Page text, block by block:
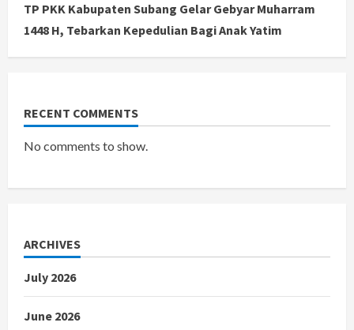
TP PKK Kabupaten Subang Gelar Gebyar Muharram
1448 H, Tebarkan Kepedulian Bagi Anak Yatim
RECENT COMMENTS
No comments to show.
ARCHIVES
July 2026
June 2026